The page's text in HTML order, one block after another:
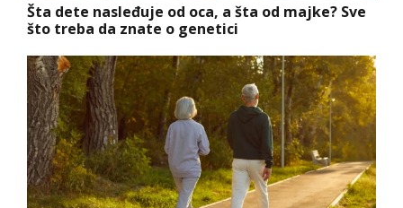
Šta dete nasleđuje od oca, a šta od majke? Sve
što treba da znate o genetici